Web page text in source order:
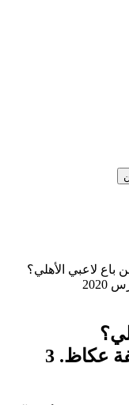
باع لاعبي الأهلي؟
للكاتب.أحمد الشمراني.صحيفة عكاظ. 3